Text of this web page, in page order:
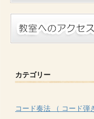
カテゴリー
コード奏法 （ コード弾